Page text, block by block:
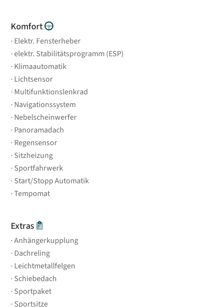
Komfort
Elektr. Fensterheber
elektr. Stabilitätsprogramm (ESP)
Klimaautomatik
Lichtsensor
Multifunktionslenkrad
Navigationssystem
Nebelscheinwerfer
Panoramadach
Regensensor
Sitzheizung
Sportfahrwerk
Start/Stopp Automatik
Tempomat
Extras
Anhängerkupplung
Dachreling
Leichtmetallfelgen
Schiebedach
Sportpaket
Sportsitze